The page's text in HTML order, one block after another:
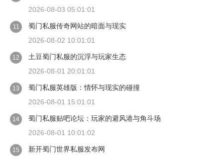
2026-08-03 05:01:01
11
蜀门私服传奇网站的暗面与现实
2026-08-02 10:01:01
12
土豆蜀门私服的沉浮与玩家生态
2026-08-01 20:01:01
13
蜀门私服英雄版：情怀与现实的碰撞
2026-08-01 15:01:01
14
蜀门私服贴吧论坛：玩家的避风港与角斗场
2026-08-01 10:01:02
15 新开蜀门世界私服发布网